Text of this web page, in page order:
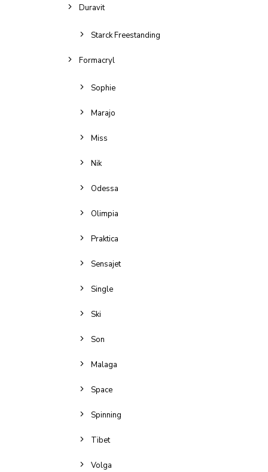
Duravit
Starck Freestanding
Formacryl
Sophie
Marajo
Miss
Nik
Odessa
Olimpia
Praktica
Sensajet
Single
Ski
Son
Malaga
Space
Spinning
Tibet
Volga